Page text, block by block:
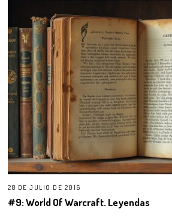
28 DE JULIO DE 2016
#9: World Of Warcraft. Leyendas